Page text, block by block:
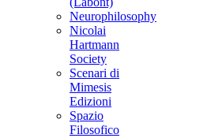
Neurophilosophy
Nicolai
Hartmann
Society
Scenari di
Mimesis
Edizioni
Spazio
Filosofico